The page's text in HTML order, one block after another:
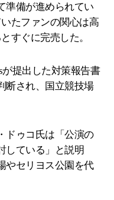
準備が進められてい
たファンの関心は高
すぐに完売した。
が提出した対策報告書
断され、国立競技場
ドゥコ氏は「公演の
している」と説明
やセリヨス公園を代